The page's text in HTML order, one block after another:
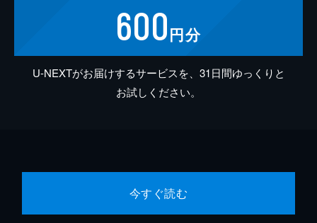
600円分
U-NEXTがお届けするサービスを、31日間ゆっくりと
お試しください。
今すぐ読む